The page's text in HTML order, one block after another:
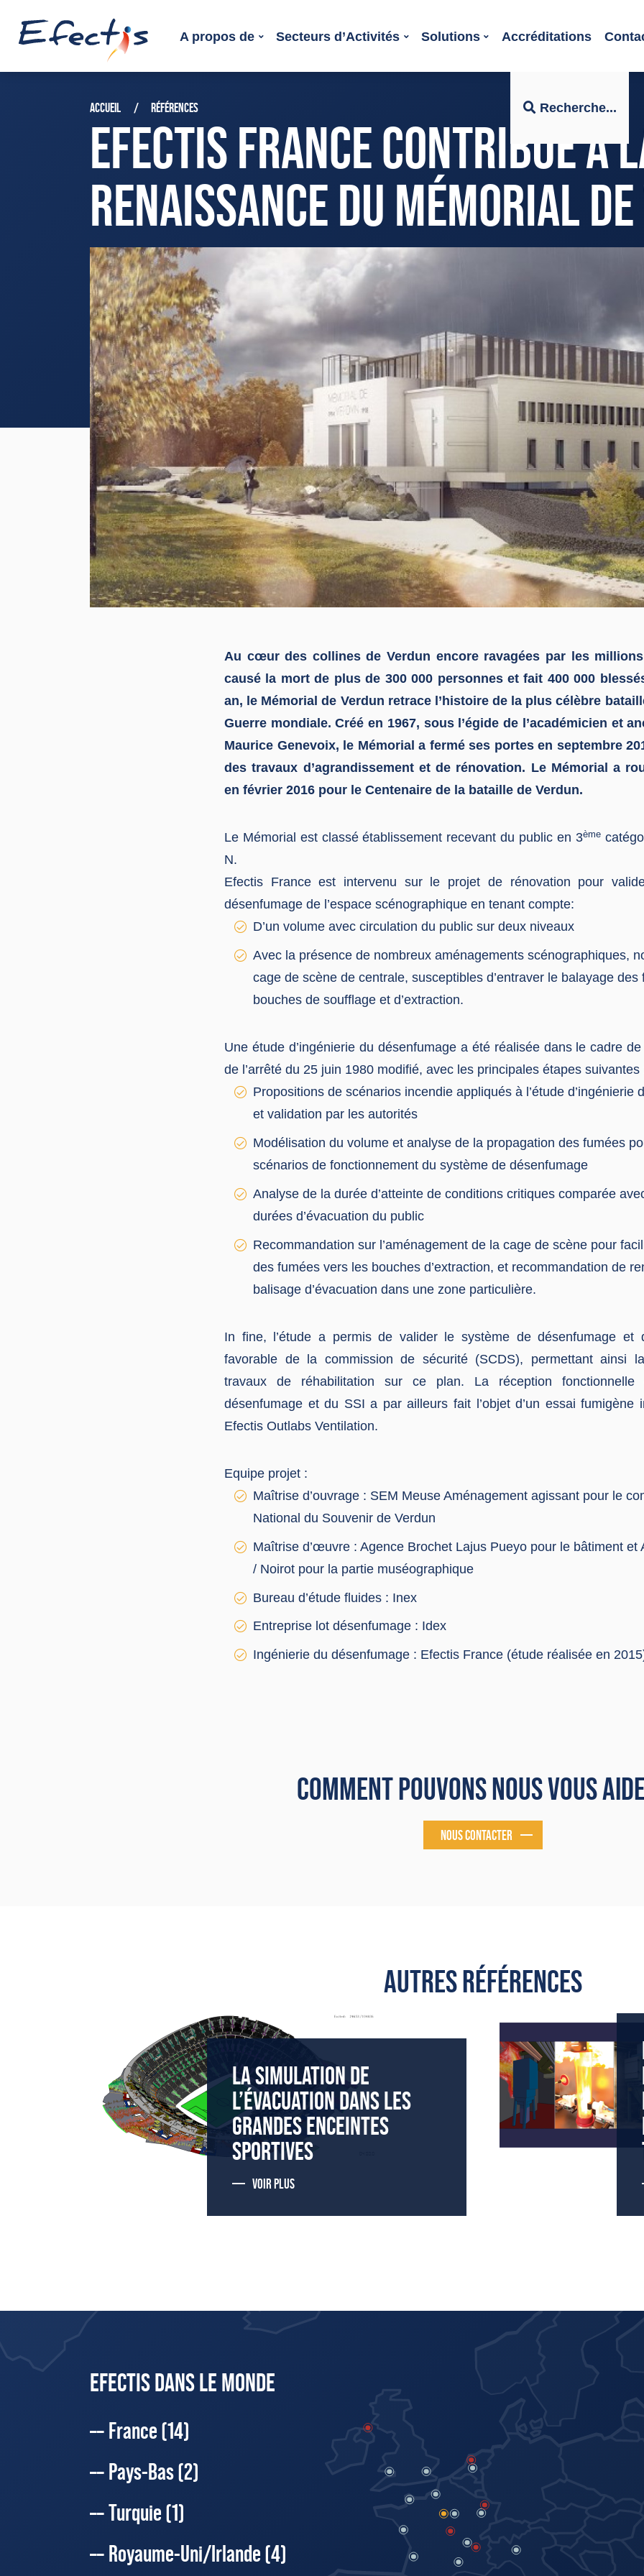
Recherche...
A propos de Secteurs d’Activités Solutions Accréditations
ACCUEIL RÉFÉRENCES
EFECTIS FRANCE CONTRIBUE À
RENAISSANCE DU MÉMORIAL
Au cœur des collines de Verdun encore ravagées par les
causé la mort de plus de 300 000 personnes et fait 400 000
an, le Mémorial de Verdun retrace l’histoire de la plus célèbre
Guerre mondiale. Créé en 1967, sous l’égide de l’académicien et
Maurice Genevoix, le Mémorial a fermé ses portes en septembre
des travaux d’agrandissement et de rénovation. Le Mémorial a
en février 2016 pour le Centenaire de la bataille de Verdun.
Le Mémorial est classé établissement recevant du public en 3ème
N.
Efectis France est intervenu sur le projet de rénovation pour
désenfumage de l’espace scénographique en tenant compte:
D’un volume avec circulation du public sur deux niveaux
Avec la présence de nombreux aménagements scénographiques,
cage de scène de centrale, susceptibles d’entraver le balayage des
bouches de soufflage et d’extraction.
Une étude d’ingénierie du désenfumage a été réalisée dans le cadre
de l’arrêté du 25 juin 1980 modifié, avec les principales étapes suivantes
Propositions de scénarios incendie appliqués à l’étude d’ingénierie
et validation par les autorités
Modélisation du volume et analyse de la propagation des fumées
scénarios de fonctionnement du système de désenfumage
Analyse de la durée d’atteinte de conditions critiques comparée
durées d’évacuation du public
Recommandation sur l’aménagement de la cage de scène pour
des fumées vers les bouches d’extraction, et recommandation de
balisage d’évacuation dans une zone particulière.
In fine, l’étude a permis de valider le système de désenfumage et
favorable de la commission de sécurité (SCDS), permettant ainsi
travaux de réhabilitation sur ce plan. La réception
désenfumage et du SSI a par ailleurs fait l’objet d’un essai fumigène
Efectis Outlabs Ventilation.
Equipe projet :
Maîtrise d’ouvrage : SEM Meuse Aménagement agissant pour le
National du Souvenir de Verdun
Maîtrise d’œuvre : Agence Brochet Lajus Pueyo pour le bâtiment et
/ Noirot pour la partie muséographique
Bureau d’étude fluides : Inex
Entreprise lot désenfumage : Idex
Ingénierie du désenfumage : Efectis France (étude réalisée en
COMMENT POUVONS NOUS VOUS
NOUS CONTACTER
AUTRES RÉFÉRENCES
LA SIMULATION DE
L’ÉVACUATION DANS LES
GRANDES ENCEINTES
SPORTIVES
VOIR PLUS
EFECTIS DANS LE MONDE
France(14)
Pays-Bas(2)
Turquie(1)
Royaume-Uni/Irlande(4)